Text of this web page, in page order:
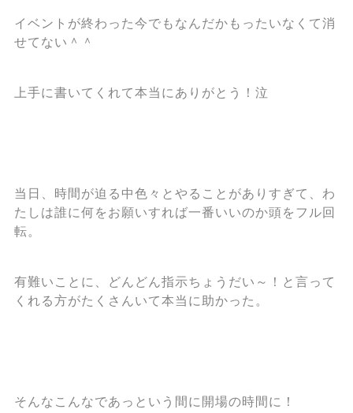
イベントが終わった今でもなんだかもったいなくて消
せてない＾＾
上手に書いてくれて本当にありがとう！泣
当日、時間が迫る中色々とやることがありすぎて、わ
たしは誰に何をお願いすれば一番いいのか頭をフル回
転。
有難いことに、どんどん指示ちょうだい～！と言って
くれる方がたくさんいて本当に助かった。
そんなこんなであっという間に開場の時間に！